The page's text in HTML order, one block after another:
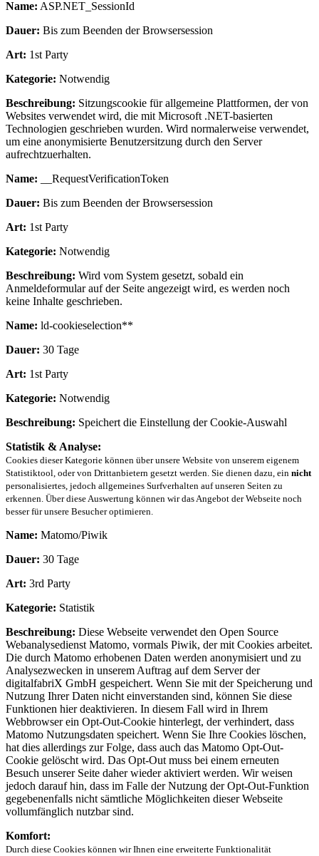
Name: ASP.NET_SessionId
Dauer: Bis zum Beenden der Browsersession
Art: 1st Party
Kategorie: Notwendig
Beschreibung: Sitzungscookie für allgemeine Plattformen, der von
Websites verwendet wird, die mit Microsoft .NET-basierten
Technologien geschrieben wurden. Wird normalerweise verwendet,
um eine anonymisierte Benutzersitzung durch den Server
aufrechtzuerhalten.
Name: __RequestVerificationToken
Dauer: Bis zum Beenden der Browsersession
Art: 1st Party
Kategorie: Notwendig
Beschreibung: Wird vom System gesetzt, sobald ein
Anmeldeformular auf der Seite angezeigt wird, es werden noch
keine Inhalte geschrieben.
Name: ld-cookieselection**
Dauer: 30 Tage
Art: 1st Party
Kategorie: Notwendig
Beschreibung: Speichert die Einstellung der Cookie-Auswahl
Statistik & Analyse:
Cookies dieser Kategorie können über unsere Website von unserem eigenem
Statistiktool, oder von Drittanbietern gesetzt werden. Sie dienen dazu, ein nicht
personalisiertes, jedoch allgemeines Surfverhalten auf unseren Seiten zu
erkennen. Über diese Auswertung können wir das Angebot der Webseite noch
besser für unsere Besucher optimieren.
Name: Matomo/Piwik
Dauer: 30 Tage
Art: 3rd Party
Kategorie: Statistik
Beschreibung: Diese Webseite verwendet den Open Source
Webanalysedienst Matomo, vormals Piwik, der mit Cookies arbeitet.
Die durch Matomo erhobenen Daten werden anonymisiert und zu
Analysezwecken in unserem Auftrag auf dem Server der
digitalfabriX GmbH gespeichert. Wenn Sie mit der Speicherung und
Nutzung Ihrer Daten nicht einverstanden sind, können Sie diese
Funktionen hier deaktivieren. In diesem Fall wird in Ihrem
Webbrowser ein Opt-Out-Cookie hinterlegt, der verhindert, dass
Matomo Nutzungsdaten speichert. Wenn Sie Ihre Cookies löschen,
hat dies allerdings zur Folge, dass auch das Matomo Opt-Out-
Cookie gelöscht wird. Das Opt-Out muss bei einem erneuten
Besuch unserer Seite daher wieder aktiviert werden. Wir weisen
jedoch darauf hin, dass im Falle der Nutzung der Opt-Out-Funktion
gegebenenfalls nicht sämtliche Möglichkeiten dieser Webseite
vollumfänglich nutzbar sind.
Komfort:
Durch diese Cookies können wir Ihnen eine erweiterte Funktionalität